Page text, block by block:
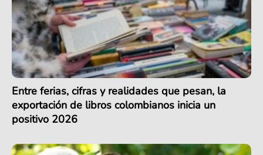
Entre ferias, cifras y realidades que pesan, la
exportación de libros colombianos inicia un
positivo 2026